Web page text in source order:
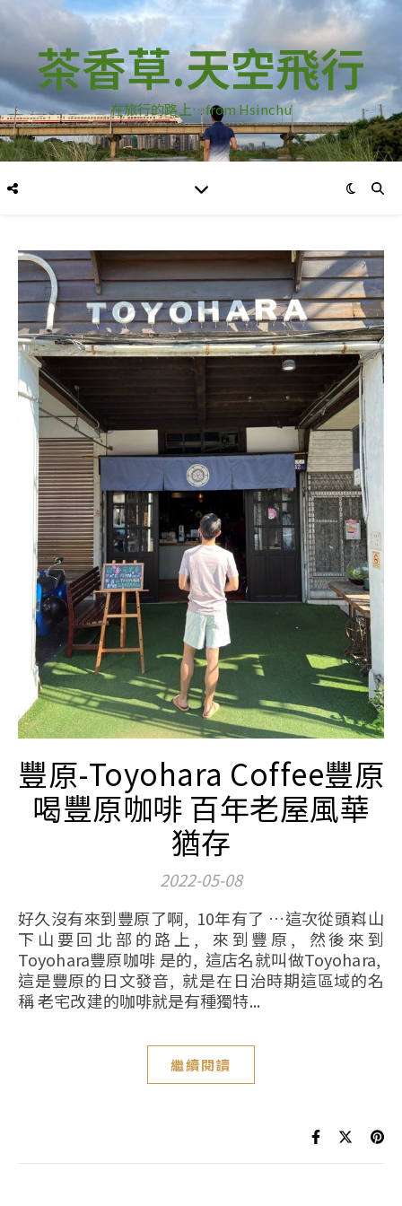
茶香草.天空飛行
在旅行的路上…from Hsinchu
豐原-Toyohara Coffee豐原
喝豐原咖啡 百年老屋風華
猶存
2022-05-08
好久沒有來到豐原了啊, 10年有了 …這次從頭嵙山
下山要回北部的路上, 來到豐原, 然後來到
Toyohara豐原咖啡 是的, 這店名就叫做Toyohara,
這是豐原的日文發音, 就是在日治時期這區域的名
稱 老宅改建的咖啡就是有種獨特...
繼續閱讀